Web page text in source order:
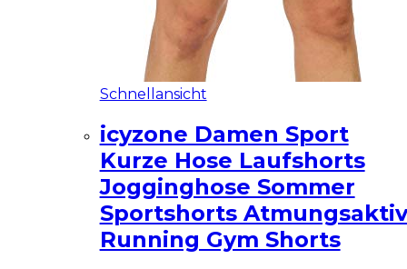
Schnellansicht
icyzone Damen Sport
Kurze Hose Laufshorts
Jogginghose Sommer
Sportshorts Atmungsaktiv
Running Gym Shorts